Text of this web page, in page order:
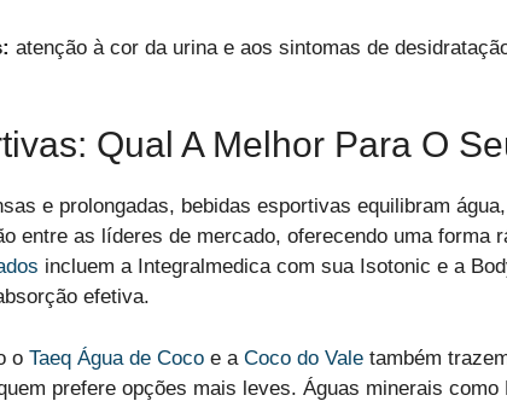
atenção à cor da urina e aos sintomas de
Qual A Melhor Para O
e prolongadas, bebidas esportivas equilibram
entre as líderes de mercado, oferecendo uma forma
incluem a Integralmedica com sua Isotonic e a
efetiva.
o Taeq Água de Coco e a Coco do Vale também
prefere opções mais leves. Águas minerais como